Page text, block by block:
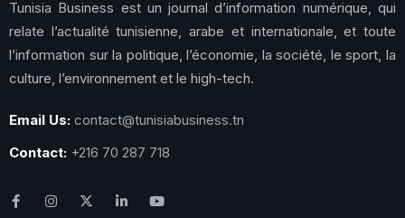
Tunisia Business est un journal d’information numérique, qui
relate l’actualité tunisienne, arabe et internationale, et toute
l’information sur la politique, l’économie, la société, le sport, la
culture, l’environnement et le high-tech.
Email Us: contact@tunisiabusiness.tn
Contact: +216 70 287 718